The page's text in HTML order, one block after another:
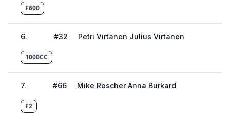
F600
6. #32 Petri Virtanen Julius Virtanen
1000CC
7. #66 Mike Roscher Anna Burkard
F2